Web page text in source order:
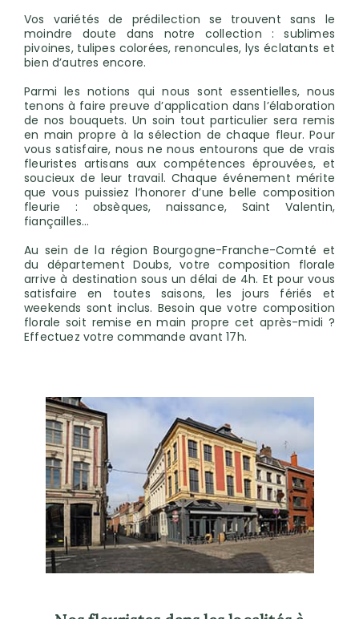
Vos variétés de prédilection se trouvent sans le
moindre doute dans notre collection : sublimes
pivoines, tulipes colorées, renoncules, lys éclatants et
bien d’autres encore.
Parmi les notions qui nous sont essentielles, nous
tenons à faire preuve d’application dans l’élaboration
de nos bouquets. Un soin tout particulier sera remis
en main propre à la sélection de chaque fleur. Pour
vous satisfaire, nous ne nous entourons que de vrais
fleuristes artisans aux compétences éprouvées, et
soucieux de leur travail. Chaque événement mérite
que vous puissiez l’honorer d’une belle composition
fleurie : obsèques, naissance, Saint Valentin,
fiançailles…
Au sein de la région Bourgogne-Franche-Comté et
du département Doubs, votre composition florale
arrive à destination sous un délai de 4h. Et pour vous
satisfaire en toutes saisons, les jours fériés et
weekends sont inclus. Besoin que votre composition
florale soit remise en main propre cet après-midi ?
Effectuez votre commande avant 17h.